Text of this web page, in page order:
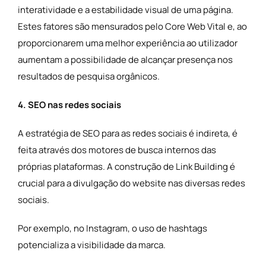
interatividade e a estabilidade visual de uma página.
Estes fatores são mensurados pelo Core Web Vital e, ao
proporcionarem uma melhor experiência ao utilizador
aumentam a possibilidade de alcançar presença nos
resultados de pesquisa orgânicos.
4. SEO nas redes sociais
A estratégia de SEO para as redes sociais é indireta, é
feita através dos motores de busca internos das
próprias plataformas. A construção de Link Building é
crucial para a divulgação do website nas diversas redes
sociais.
Por exemplo, no Instagram, o uso de hashtags
potencializa a visibilidade da marca.